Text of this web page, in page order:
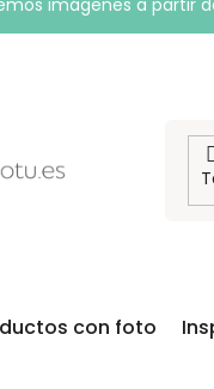
imágenes a partir
con foto